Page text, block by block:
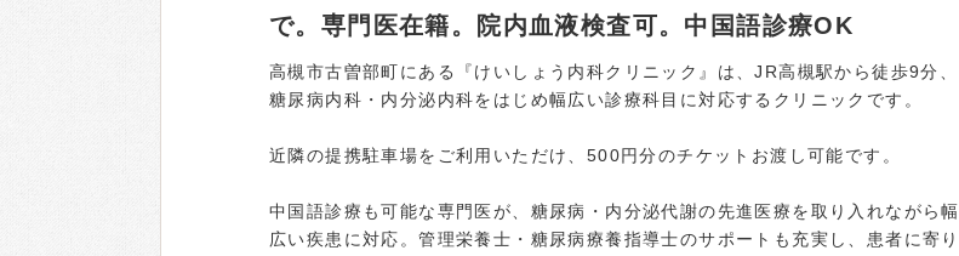
で。専門医在籍。院内血液検査可。中国語診療OK
高槻市古曽部町にある『けいしょう内科クリニック』は、JR高槻駅から徒歩9分、
糖尿病内科・内分泌内科をはじめ幅広い診療科目に対応するクリニックです。
近隣の提携駐車場をご利用いただけ、500円分のチケットお渡し可能です。
中国語診療も可能な専門医が、糖尿病・内分泌代謝の先進医療を取り入れながら幅
広い疾患に対応。管理栄養士・糖尿病療養指導士のサポートも充実し、患者に寄り